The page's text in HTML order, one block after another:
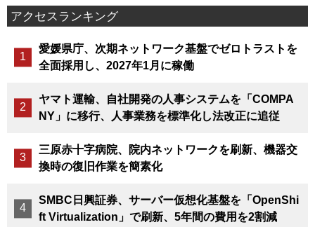
アクセスランキング
愛媛県庁、次期ネットワーク基盤でゼロトラストを
全面採用し、2027年1月に稼働
ヤマト運輸、自社開発の人事システムを「COMPA
NY」に移行、人事業務を標準化し法改正に追従
三原赤十字病院、院内ネットワークを刷新、機器交
換時の復旧作業を簡素化
SMBC日興証券、サーバー仮想化基盤を「OpenShi
ft Virtualization」で刷新、5年間の費用を2割減